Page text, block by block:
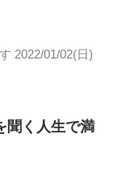
2022/01/02(日)
聞く人生で満